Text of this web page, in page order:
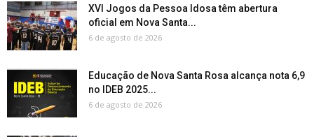
XVI Jogos da Pessoa Idosa têm abertura
oficial em Nova Santa...
6 de agosto de 2026
Educação de Nova Santa Rosa alcança nota 6,9
no IDEB 2025...
6 de agosto de 2026